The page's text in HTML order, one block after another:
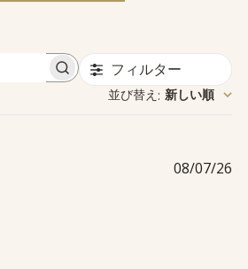
フィルター
並び替え : 新しい順
08/07/26